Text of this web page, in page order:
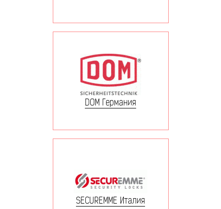
DOM Германия
SECUREMME Италия